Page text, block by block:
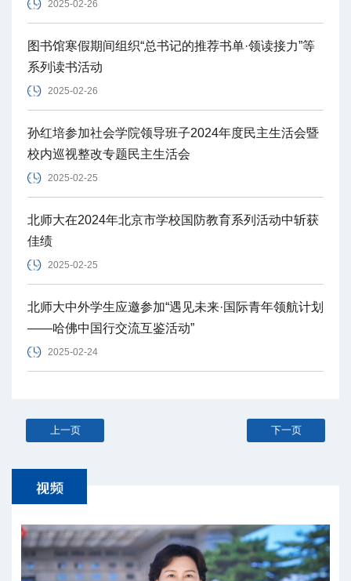
2025-02-26
图书馆寒假期间组织“总书记的推荐书单·领读接力”等
系列读书活动
2025-02-26
孙红培参加社会学院领导班子2024年度民主生活会暨
校内巡视整改专题民主生活会
2025-02-25
北师大在2024年北京市学校国防教育系列活动中斩获
佳绩
2025-02-25
北师大中外学生应邀参加“遇见未来·国际青年领航计划
——哈佛中国行交流互鉴活动”
2025-02-24
上一页 下一页